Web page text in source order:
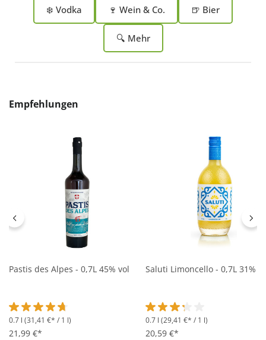
❄️ Vodka 🍷 Wein & Co. 🍺 Bier
🔍 Mehr
Produktgalerie überspringen
Empfehlungen
Pastis des Alpes - 0,7L 45% vol
Durchschnittliche Bewertung von 4.6 von 5 Sternen
0.7 l (31,41 €* / 1 l)
21,99 €*
Saluti Limoncello - 0,7L 31%
Durchschnittliche
0.7 l (29,41 €* / 1 l)
20,59 €*